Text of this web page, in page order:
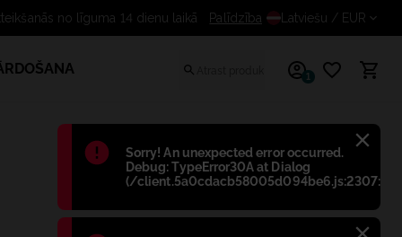
Błąd:
Sorry! An unexpected error occurred.
Debug: TypeError30A at Dialog
(/
Bezmaksas atteikšanās no līguma 14 dienu laikā
Palīdzība Latviešu / EUR
1